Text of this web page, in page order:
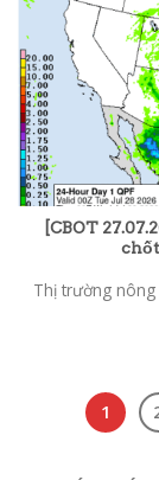
[CBOT
Thị trường
1